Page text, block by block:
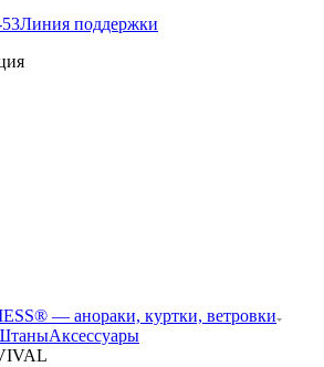
Линия поддержки
— анораки, куртки, ветровки
Аксессуары